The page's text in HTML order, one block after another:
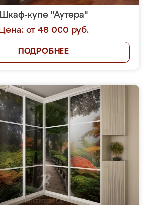
Шкаф-купе "Аутера"
Цена: от 48 000 руб.
ПОДРОБНЕЕ